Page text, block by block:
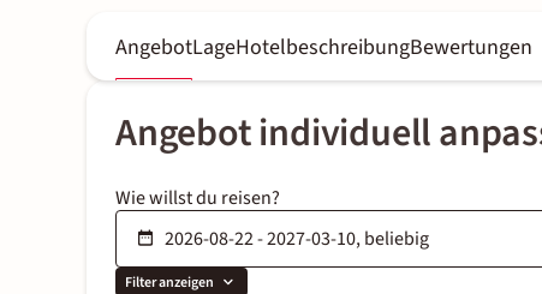
AngebotLageHotelbeschreibungBewertungen
Angebot individuell
Wie willst du reisen?
Filter anzeigen